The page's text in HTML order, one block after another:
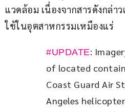
แวดล้อม เนื่องจากสารดังกล่า
ใช้ในอุตสาหกรรมเหมืองแร่
#UPDATE:
of located
Coast Guard Air
Angeles